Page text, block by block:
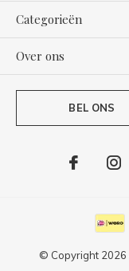
Categorieën
Over ons
BEL ONS
© Copyright 2026